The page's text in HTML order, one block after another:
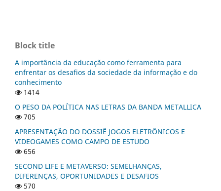
Block title
A importância da educação como ferramenta para
enfrentar os desafios da sociedade da informação e do
conhecimento
1414
O PESO DA POLÍTICA NAS LETRAS DA BANDA METALLICA
705
APRESENTAÇÃO DO DOSSIÊ JOGOS ELETRÔNICOS E
VIDEOGAMES COMO CAMPO DE ESTUDO
656
SECOND LIFE E METAVERSO: SEMELHANÇAS,
DIFERENÇAS, OPORTUNIDADES E DESAFIOS
570